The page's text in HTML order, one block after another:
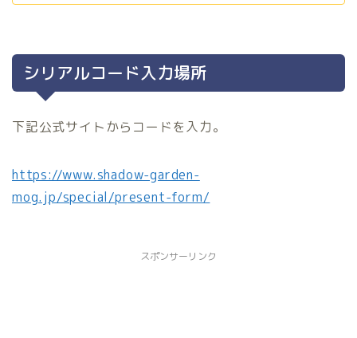
シリアルコード入力場所
下記公式サイトからコードを入力。
https://www.shadow-garden-
mog.jp/special/present-form/
スポンサーリンク